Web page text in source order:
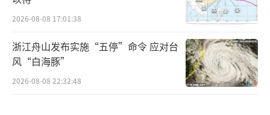
2026-08-08 17:01:38
浙江舟山发布实施“五停”命令 应对台
风“白海豚”
2026-08-08 22:32:48